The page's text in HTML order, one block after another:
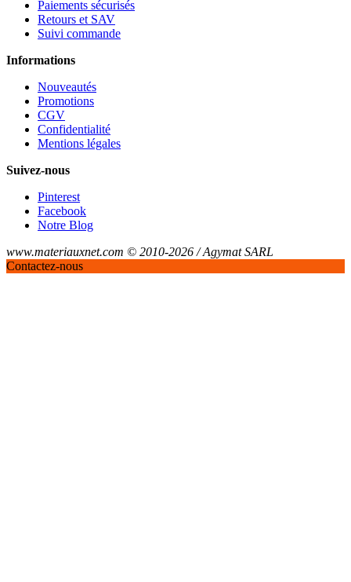
Paiements sécurisés
Retours et SAV
Suivi commande
Informations
Nouveautés
Promotions
CGV
Confidentialité
Mentions légales
Suivez-nous
Pinterest
Facebook
Notre Blog
www.materiauxnet.com © 2010-2026 / Agymat SARL
Contactez-nous